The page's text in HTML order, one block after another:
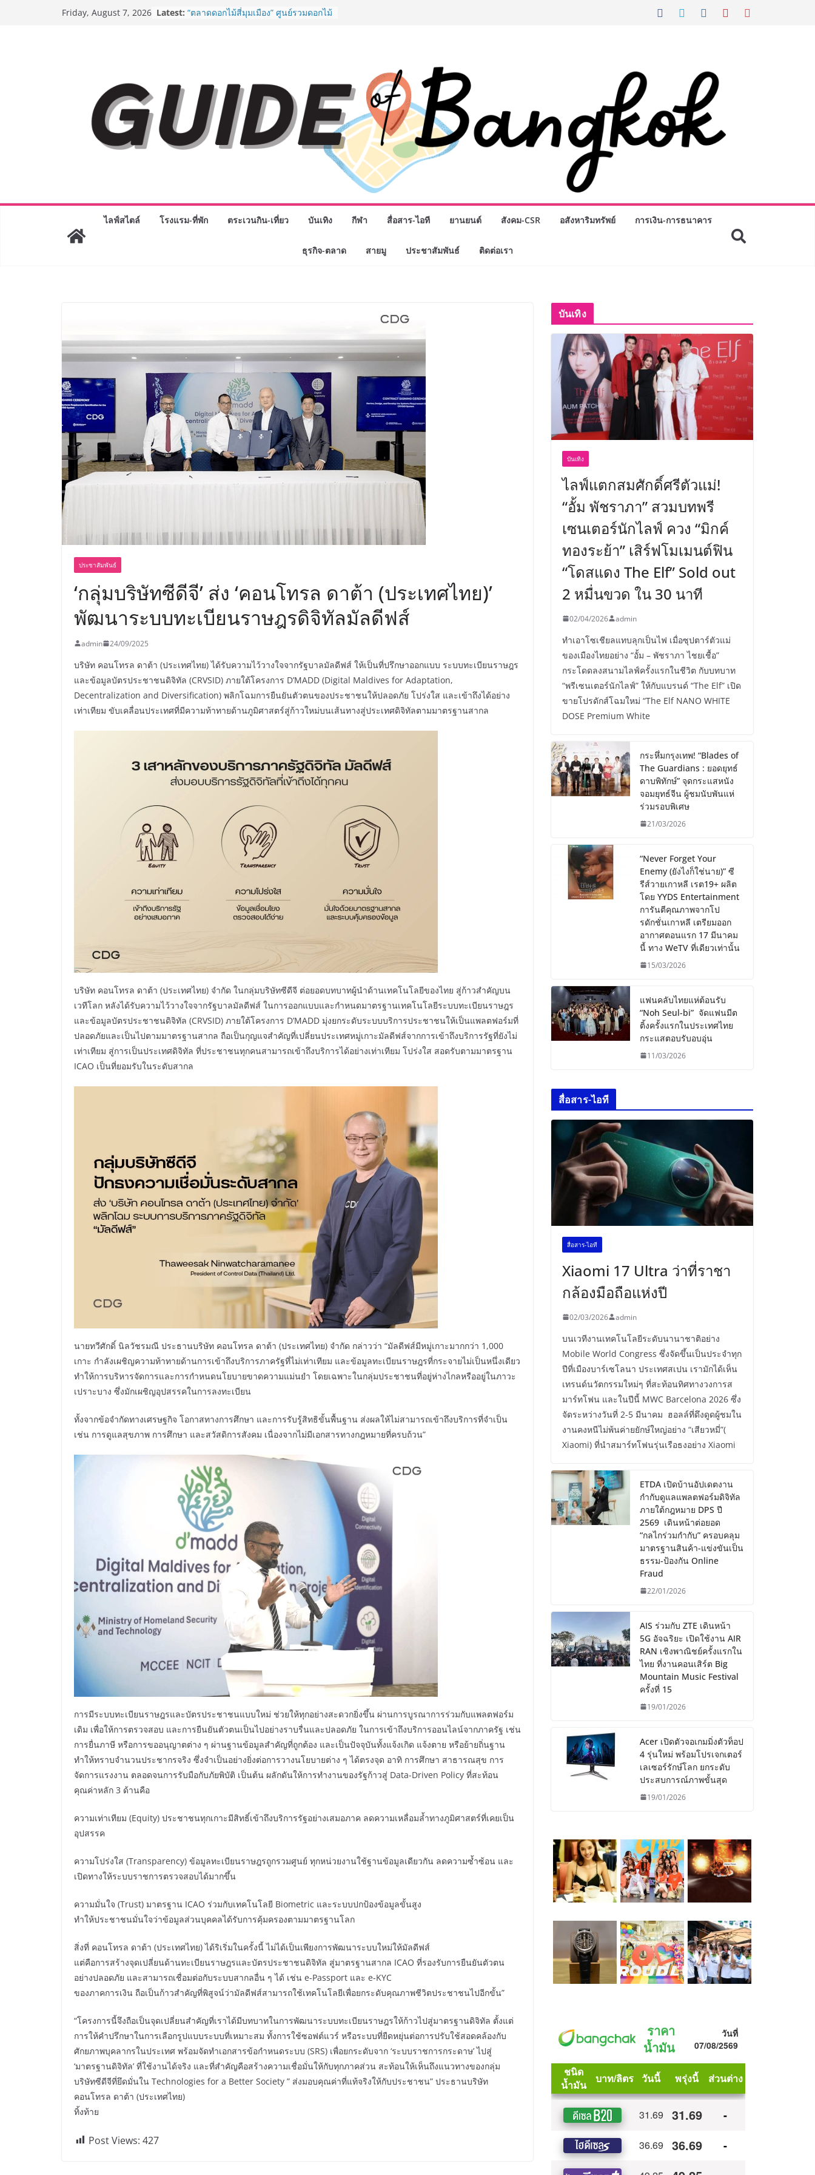
Friday, August 7, 2026 Latest: BEDO เดินหน้าจัดกิจกรรมเจรจาธุรกิจ
ภัณฑ์ครบวงจร ขอเชิญเลือกซื้อมาลัย
และของขวัญต้อนรับวันแม่ เปิดให้
บริการทุกวันตลอด 24 ชั่วโมง
Guangzhou Yinghao School เผยวิสัย
ทัศน์การศึกษาที่พร้อมรับอนาคต “เราไม่
ได้เตรียมนักเรียนเพียงเพื่อก้าวเข้าสู่
“ดร.ปิยะวัฒน์” ถ่ายทอดวิสัยทัศน์ธุรกิจ
พร้อมฟรีคอนเสิร์ต “โชค รถแห่” ยกวง
อร่อย ยกเมนูระดับตำนาน “ข้าวหน้าไก่
ไลฟ์สไตล์ โรงแรม-ที่พัก ตระเวนกิน-เที่ยว บันเทิง กีฬา สื่อสาร-ไอที ยานยนต์ สังคม-CSR อสังหาริมทรัพย์ การเงิน-การธนาคาร
ธุรกิจ-ตลาด สายมู ประชาสัมพันธ์ ติดต่อเรา
ประชาสัมพันธ์
‘กลุ่มบริษัทซีดีจี’ ส่ง ‘คอนโทรล ดาต้า (ประเทศไทย)’
พัฒนาระบบทะเบียนราษฎรดิจิทัลมัลดีฟส์
admin 24/09/2025
บริษัท คอนโทรล ดาต้า (ประเทศไทย) ได้รับความไว้วางใจจากรัฐบาลมัลดีฟส์ ให้เป็นที่ปรึกษาออกแบบ ระบบทะเบียนราษฎร
และข้อมูลบัตรประชาชนดิจิทัล (CRVSID) ภายใต้โครงการ D’MADD (Digital Maldives for Adaptation,
Decentralization and Diversification) พลิกโฉมการยืนยันตัวตนของประชาชนให้ปลอดภัย โปร่งใส และเข้าถึงได้อย่าง
เท่าเทียม ขับเคลื่อนประเทศที่มีความท้าทายด้านภูมิศาสตร์สู่ก้าวใหม่บนเส้นทางสู่ประเทศดิจิทัลตามมาตรฐานสากล
บริษัท คอนโทรล ดาต้า (ประเทศไทย) จำกัด ในกลุ่มบริษัทซีดีจี ต่อยอดบทบาทผู้นำด้านเทคโนโลยีของไทย สู่ก้าวสำคัญบน
เวทีโลก หลังได้รับความไว้วางใจจากรัฐบาลมัลดีฟส์ ในการออกแบบและกำหนดมาตรฐานเทคโนโลยีระบบทะเบียนราษฎร
และข้อมูลบัตรประชาชนดิจิทัล (CRVSID) ภายใต้โครงการ D’MADD มุ่งยกระดับระบบบริการประชาชนให้เป็นแพลตฟอร์มที่
ปลอดภัยและเป็นไปตามมาตรฐานสากล ถือเป็นกุญแจสำคัญที่เปลี่ยนประเทศหมู่เกาะมัลดีฟส์จากการเข้าถึงบริการรัฐที่ยังไม่
เท่าเทียม สู่การเป็นประเทศดิจิทัล ที่ประชาชนทุกคนสามารถเข้าถึงบริการได้อย่างเท่าเทียม โปร่งใส สอดรับตามมาตรฐาน
ICAO เป็นที่ยอมรับในระดับสากล
นายทวีศักดิ์ นิลวัชรมณี ประธานบริษัท คอนโทรล ดาต้า (ประเทศไทย) จำกัด กล่าวว่า “มัลดีฟส์มีหมู่เกาะมากกว่า 1,000
เกาะ กำลังเผชิญความท้าทายด้านการเข้าถึงบริการภาครัฐที่ไม่เท่าเทียม และข้อมูลทะเบียนราษฎรที่กระจายไม่เป็นหนึ่งเดียว
ทำให้การบริหารจัดการและการกำหนดนโยบายขาดความแม่นยำ โดยเฉพาะในกลุ่มประชาชนที่อยู่ห่างไกลหรืออยู่ในภาวะ
เปราะบาง ซึ่งมักเผชิญอุปสรรคในการลงทะเบียน
ทั้งจากข้อจำกัดทางเศรษฐกิจ โอกาสทางการศึกษา และการรับรู้สิทธิขั้นพื้นฐาน ส่งผลให้ไม่สามารถเข้าถึงบริการที่จำเป็น
เช่น การดูแลสุขภาพ การศึกษา และสวัสดิการสังคม เนื่องจากไม่มีเอกสารทางกฎหมายที่ครบถ้วน”
การมีระบบทะเบียนราษฎรและบัตรประชาชนแบบใหม่ ช่วยให้ทุกอย่างสะดวกยิ่งขึ้น ผ่านการบูรณาการร่วมกับแพลตฟอร์ม
เดิม เพื่อให้การตรวจสอบ และการยืนยันตัวตนเป็นไปอย่างราบรื่นและปลอดภัย ในการเข้าถึงบริการออนไลน์จากภาครัฐ เช่น
การยื่นภาษี หรือการขออนุญาตต่าง ๆ ผ่านฐานข้อมูลสำคัญที่ถูกต้อง และเป็นปัจจุบันทั้งแจ้งเกิด แจ้งตาย หรือย้ายถิ่นฐาน
ทำให้ทราบจำนวนประชากรจริง ซึ่งจำเป็นอย่างยิ่งต่อการวางนโยบายต่าง ๆ ได้ตรงจุด อาทิ การศึกษา สาธารณสุข การ
จัดการแรงงาน ตลอดจนการรับมือกับภัยพิบัติ เป็นต้น ผลักดันให้การทำงานของรัฐก้าวสู่ Data-Driven Policy ที่สะท้อน
คุณค่าหลัก 3 ด้านคือ
ความเท่าเทียม (Equity) ประชาชนทุกเกาะมีสิทธิ์เข้าถึงบริการรัฐอย่างเสมอภาค ลดความเหลื่อมล้ำทางภูมิศาสตร์ที่เคยเป็น
อุปสรรค
ความโปร่งใส (Transparency) ข้อมูลทะเบียนราษฎรถูกรวมศูนย์ ทุกหน่วยงานใช้ฐานข้อมูลเดียวกัน ลดความซ้ำซ้อน และ
เปิดทางให้ระบบราชการตรวจสอบได้มากขึ้น
ความมั่นใจ (Trust) มาตรฐาน ICAO ร่วมกับเทคโนโลยี Biometric และระบบปกป้องข้อมูลขั้นสูง
ทำให้ประชาชนมั่นใจว่าข้อมูลส่วนบุคคลได้รับการคุ้มครองตามมาตรฐานโลก
สิ่งที่ คอนโทรล ดาต้า (ประเทศไทย) ได้ริเริ่มในครั้งนี้ ไม่ได้เป็นเพียงการพัฒนาระบบใหม่ให้มัลดีฟส์
แต่คือการสร้างจุดเปลี่ยนด้านทะเบียนราษฎรและบัตรประชาชนดิจิทัล สู่มาตรฐานสากล ICAO ที่รองรับการยืนยันตัวตน
อย่างปลอดภัย และสามารถเชื่อมต่อกับระบบสากลอื่น ๆ ได้ เช่น e-Passport และ e-KYC
ของภาคการเงิน ถือเป็นก้าวสำคัญที่พิสูจน์ว่ามัลดีฟส์สามารถใช้เทคโนโลยีเพื่อยกระดับคุณภาพชีวิตประชาชนไปอีกขั้น”
“โครงการนี้จึงถือเป็นจุดเปลี่ยนสำคัญที่เราได้มีบทบาทในการพัฒนาระบบทะเบียนราษฎรให้ก้าวไปสู่มาตรฐานดิจิทัล ตั้งแต่
การให้คำปรึกษาในการเลือกรูปแบบระบบที่เหมาะสม ทั้งการใช้ซอฟต์แวร์ หรือระบบที่ยืดหยุ่นต่อการปรับใช้สอดคล้องกับ
ศักยภาพบุคลากรในประเทศ พร้อมจัดทำเอกสารข้อกำหนดระบบ (SRS) เพื่อยกระดับจาก ‘ระบบราชการกระดาษ’ ไปสู่
‘มาตรฐานดิจิทัล’ ที่ใช้งานได้จริง และที่สำคัญคือสร้างความเชื่อมั่นให้กับทุกภาคส่วน สะท้อนให้เห็นถึงแนวทางของกลุ่ม
บริษัทซีดีจีที่ยึดมั่นใน Technologies for a Better Society ” ส่งมอบคุณค่าที่แท้จริงให้กับประชาชน” ประธานบริษัท
คอนโทรล ดาต้า (ประเทศไทย)
ทิ้งท้าย
Post Views: 427
บันเทิง
บันเทิง
ไลฟ์แตกสมศักดิ์ศรีตัวแม่!
“อั้ม พัชราภา” สวมบทพรี
เซนเตอร์นักไลฟ์ ควง “มิกค์
ทองระย้า” เสิร์ฟโมเมนต์ฟิน
“โดสแดง The Elf” Sold out
2 หมื่นขวด ใน 30 นาที
02/04/2026 admin
ทำเอาโซเชียลแทบลุกเป็นไฟ เมื่อซุปตาร์ตัวแม่
ของเมืองไทยอย่าง “อั้ม – พัชราภา ไชยเชื้อ”
กระโดดลงสนามไลฟ์ครั้งแรกในชีวิต กับบทบาท
“พรีเซนเตอร์นักไลฟ์” ให้กับแบรนด์ “The Elf” เปิด
ขายโปรดักส์โฉมใหม่ “The Elf NANO WHITE
DOSE Premium White
กระหึ่มกรุงเทพ! “Blades of
The Guardians : ยอดยุทธ์
ดาบพิทักษ์” จุดกระแสหนัง
จอมยุทธ์จีน ผู้ชมนับพันแห่
ร่วมรอบพิเศษ
21/03/2026
“Never Forget Your
Enemy (ยังไงก็ใช่นาย)” ซี
รีส์วายเกาหลี เรต19+ ผลิต
โดย YYDS Entertainment
การันตีคุณภาพจากโป
รดักชั่นเกาหลี เตรียมออก
อากาศตอนแรก 17 มีนาคม
นี้ ทาง WeTV ที่เดียวเท่านั้น
15/03/2026
แฟนคลับไทยแห่ต้อนรับ
“Noh Seul-bi” จัดแฟนมีต
ติ้งครั้งแรกในประเทศไทย
กระแสตอบรับอบอุ่น
11/03/2026
สื่อสาร-ไอที
สื่อสาร-ไอที
Xiaomi 17 Ultra ว่าที่ราชา
กล้องมือถือแห่งปี
02/03/2026 admin
บนเวทีงานเทคโนโลยีระดับนานาชาติอย่าง
Mobile World Congress ซึ่งจัดขึ้นเป็นประจำทุก
ปีที่เมืองบาร์เซโลนา ประเทศสเปน เรามักได้เห็น
เทรนด์นวัตกรรมใหม่ๆ ที่สะท้อนทิศทางวงการส
มาร์ทโฟน และในปีนี้ MWC Barcelona 2026 ซึ่ง
จัดระหว่างวันที่ 2-5 มีนาคม ฮอลล์ที่ดึงดูดผู้ชมใน
งานคงหนีไม่พ้นค่ายยักษ์ใหญ่อย่าง “เสียวหมี่”(
Xiaomi) ที่นำสมาร์ทโฟนรุ่นเรือธงอย่าง Xiaomi
ETDA เปิดบ้านอัปเดตงาน
กำกับดูแลแพลตฟอร์มดิจิทัล
ภายใต้กฎหมาย DPS ปี
2569 เดินหน้าต่อยอด
“กลไกร่วมกำกับ” ครอบคลุม
มาตรฐานสินค้า-แข่งขันเป็น
ธรรม-ป้องกัน Online
Fraud
22/01/2026
AIS ร่วมกับ ZTE เดินหน้า
5G อัจฉริยะ เปิดใช้งาน AIR
RAN เชิงพาณิชย์ครั้งแรกใน
ไทย ที่งานคอนเสิร์ต Big
Mountain Music Festival
ครั้งที่ 15
19/01/2026
Acer เปิดตัวจอเกมมิ่งตัวท็อป
4 รุ่นใหม่ พร้อมโปรเจกเตอร์
เลเซอร์รักษ์โลก ยกระดับ
ประสบการณ์ภาพขั้นสุด
19/01/2026